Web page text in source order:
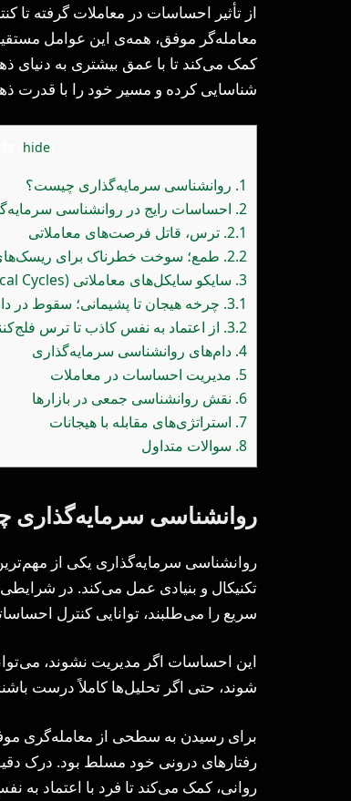
از تأثیر احساسات در معاملات گرفته تا
معامله‌گر موفق، همه‌ی این عوامل
کمک می‌کند تا با عمق بیشتری به دنیای
شناسایی کرده و مسیر خود را با قدرت
hide
1. روانشناسی سرمایه‌گذاری چیست؟
2. احساسات رایج در روانشناسی
2.1. ترس، قاتل فرصت‌های معاملاتی
2.2. طمع؛ سوخت خطرناک برای
3. سایکو سایکل‌های معاملاتی (Psychological Cycles)
3.1. چرخه هیجان تا پشیمانی؛ سقوط در
3.2. از اعتماد به نفس کاذب تا ترس
4. دام‌های روانشناسی سرمایه‌گذاری
5. مدیریت احساسات در معاملات
6. نقش روانشناسی جمعی در بازارها
7. استراتژی‌های مقابله با هیجانات
8. سوالات متداول
روانشناسی
روانشناسی سرمایه‌گذاری یکی از
تکنیکال و بنیادی عمل می‌کند. در
سریع را می‌طلبند، توانایی کنترل
این احساسات اگر مدیریت نشوند،
شوند، حتی اگر تحلیل‌ها کاملاً درست
برای رسیدن به سطحی از معامله‌گری
رفتارهای درونی خود مسلط بود. درک
روانی، کمک می‌کند تا فرد با اعتماد به